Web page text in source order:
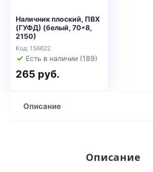
Наличник плоский, ПВХ
(ГУФД) (белый, 70*8,
2150)
Код: 156622
Есть в наличии (189)
265 руб.
Описание
Описание